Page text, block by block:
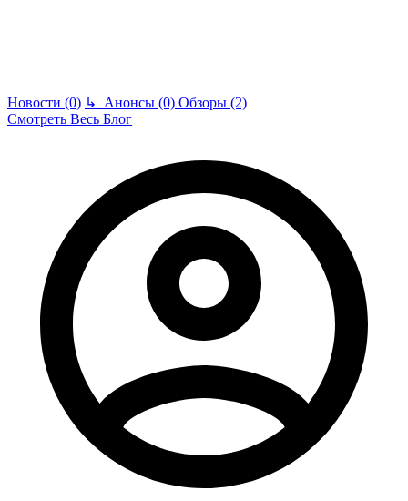
Новости (0) ↳ Анонсы (0) Обзоры (2)
Смотреть Весь Блог